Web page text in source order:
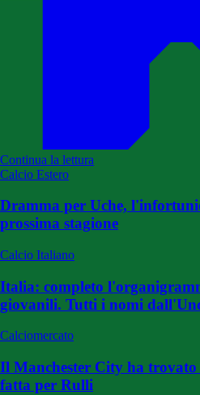
Continua la lettura
Calcio Estero
Dramma per Uche,
prossima stagione
Calcio Italiano
Italia: completo
giovanili. Tutti i nomi
Calciomercato
Il Manchester City ha
fatta per Rulli